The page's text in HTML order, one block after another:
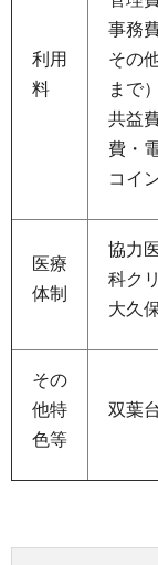
利用
料
事務
その
まで
共益
費・
コイ
医療
体制
協力
科ク
大久
その
他特
色等
双葉